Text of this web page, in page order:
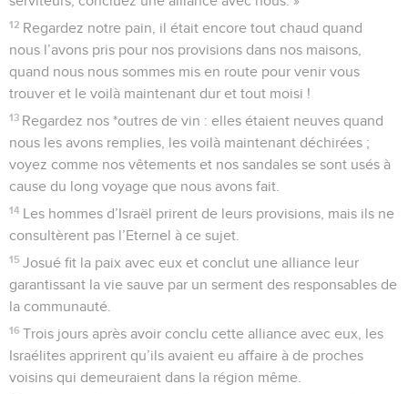
12 Regardez notre pain, il était encore tout chaud quand
nous l’avons pris pour nos provisions dans nos maisons,
quand nous nous sommes mis en route pour venir vous
trouver et le voilà maintenant dur et tout moisi !
13 Regardez nos *outres de vin : elles étaient neuves quand
nous les avons remplies, les voilà maintenant déchirées ;
voyez comme nos vêtements et nos sandales se sont usés à
cause du long voyage que nous avons fait.
14 Les hommes d’Israël prirent de leurs provisions, mais ils ne
consultèrent pas l’Eternel à ce sujet.
15 Josué fit la paix avec eux et conclut une alliance leur
garantissant la vie sauve par un serment des responsables de
la communauté.
16 Trois jours après avoir conclu cette alliance avec eux, les
Israélites apprirent qu’ils avaient eu affaire à de proches
voisins qui demeuraient dans la région même.